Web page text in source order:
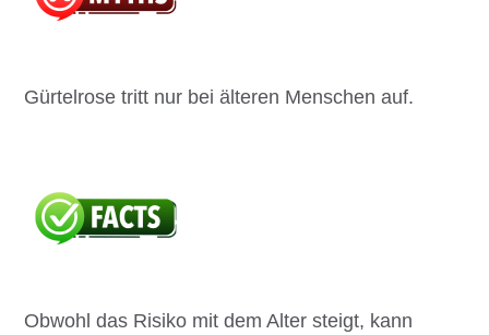
Gürtelrose tritt nur bei älteren Menschen auf.
Obwohl das Risiko mit dem Alter steigt, kann